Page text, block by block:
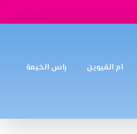
ام القيوين راس الخيمة